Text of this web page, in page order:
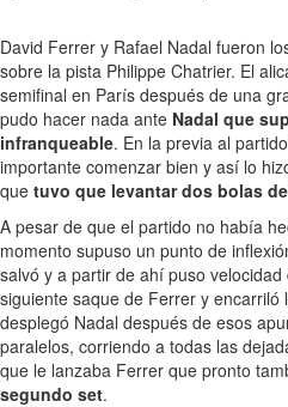
David Ferrer y Rafael Nadal fueron
sobre la pista Philippe Chatrier. El
semifinal en París después de una
pudo hacer nada ante Nadal que
infranqueable. En la previa al
importante comenzar bien y así lo
que tuvo que levantar dos bolas de
A pesar de que el partido no había
momento supuso un punto de
salvó y a partir de ahí puso
siguiente saque de Ferrer y
desplegó Nadal después de esos
paralelos, corriendo a todas las
que le lanzaba Ferrer que pronto
segundo set.